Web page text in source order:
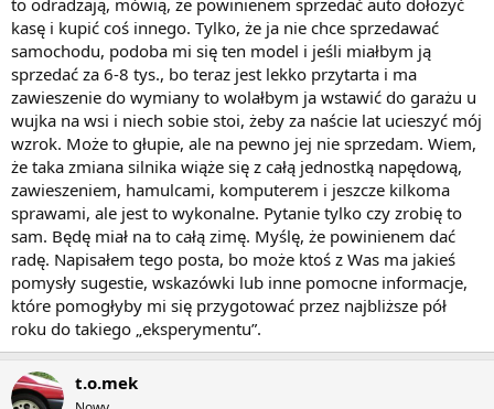
to odradzają, mówią, że powinienem sprzedać auto dołożyć
kasę i kupić coś innego. Tylko, że ja nie chce sprzedawać
samochodu, podoba mi się ten model i jeśli miałbym ją
sprzedać za 6-8 tys., bo teraz jest lekko przytarta i ma
zawieszenie do wymiany to wolałbym ja wstawić do garażu u
wujka na wsi i niech sobie stoi, żeby za naście lat ucieszyć mój
wzrok. Może to głupie, ale na pewno jej nie sprzedam. Wiem,
że taka zmiana silnika wiąże się z całą jednostką napędową,
zawieszeniem, hamulcami, komputerem i jeszcze kilkoma
sprawami, ale jest to wykonalne. Pytanie tylko czy zrobię to
sam. Będę miał na to całą zimę. Myślę, że powinienem dać
radę. Napisałem tego posta, bo może ktoś z Was ma jakieś
pomysły sugestie, wskazówki lub inne pomocne informacje,
które pomogłyby mi się przygotować przez najbliższe pół
roku do takiego „eksperymentu”.
t.o.mek